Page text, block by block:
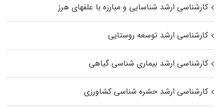
کارشناسی ارشد شناسایی و مبارزه با علفهای هرز
کارشناسی ارشد توسعه روستایی
کارشناسی ارشد بیماری‌ شناسی گیاهی
کارشناسی ارشد حشره‌ شناسی کشاورزی